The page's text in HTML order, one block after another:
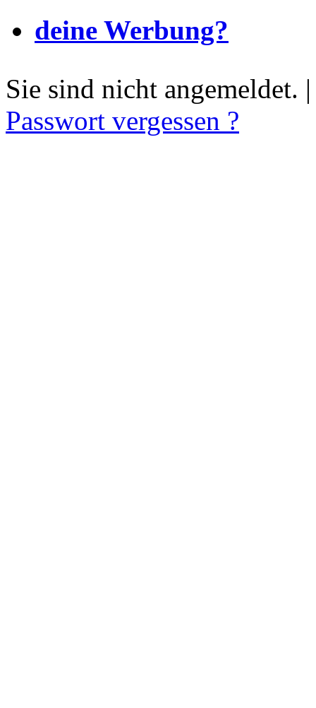
deine Werbung?
Sie sind nicht angemeldet. |
Passwort vergessen ?